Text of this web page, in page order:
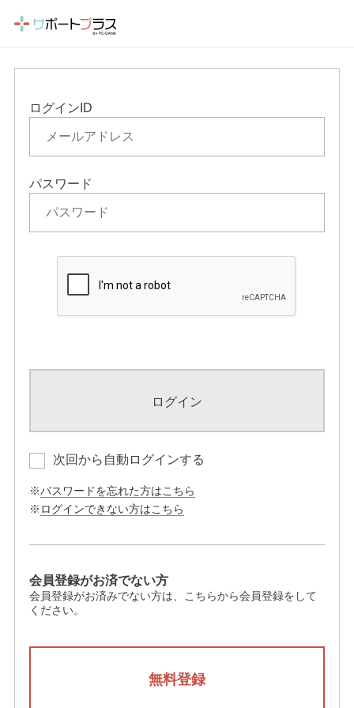
ログインID
パスワード
ログイン
次回から自動ログインする
※パスワードを忘れた方はこちら
※ ログインできない方はこちら
会員登録がお済でない方
会員登録がお済みでない方は、こちらから会員登録をして
ください。
無料登録